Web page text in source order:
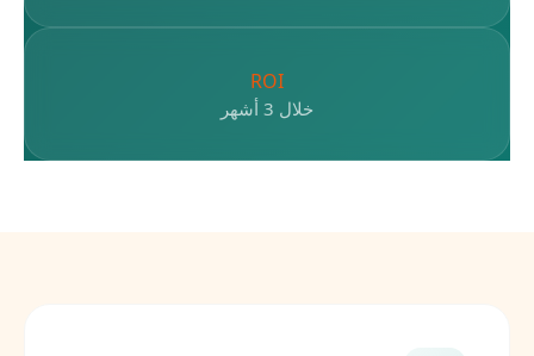
ROI
خلال 3 أشهر